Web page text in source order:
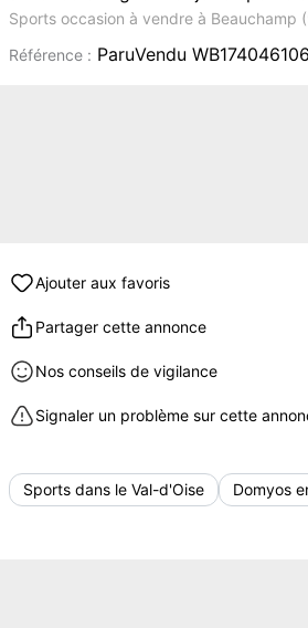
Sports occasion à vendre à Beauchamp
Référence : ParuVendu WB174046106
Ajouter aux favoris
Partager cette annonce
Nos conseils de vigilance
Signaler un problème sur cette
Sports dans le Val-d'Oise Domyos